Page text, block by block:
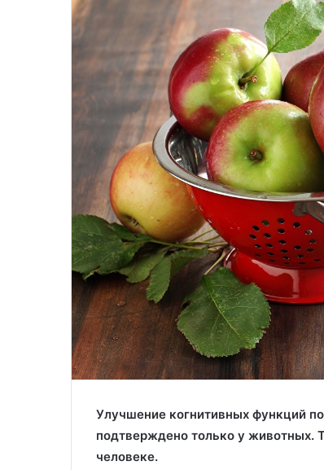
Улучшение когнитивных функций
подтверждено только у животных.
человеке.